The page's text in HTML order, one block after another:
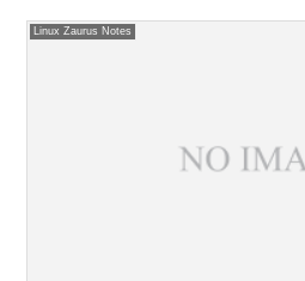
Linux Zaurus Notes